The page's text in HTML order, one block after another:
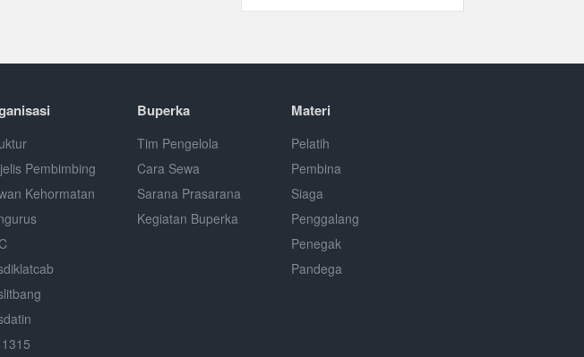
Pembimbing
Kehormatan
Buperka
Tim Pengelola
Cara Sewa
Sarana Prasarana
Kegiatan Buperka
Materi
Pelatih
Pembina
Siaga
Penggalang
Penegak
Pandega